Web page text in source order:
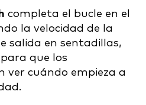
completa el bucle en el
la velocidad de la
salida en sentadillas,
que los
ver cuándo empieza a